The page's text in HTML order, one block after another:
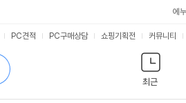
에
최근
PC견적 PC구매상담 쇼핑기획전 커뮤니티